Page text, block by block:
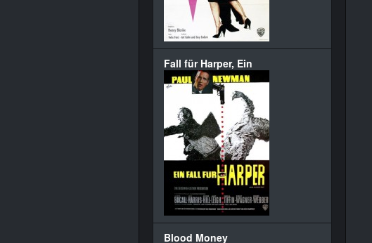
Fall für Harper, Ein
Blood Money